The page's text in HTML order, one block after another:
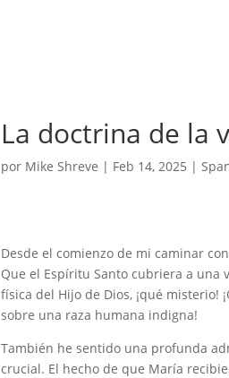
La doctrina de la
por Mike Shreve | Feb 14, 2025 |
Desde el comienzo de mi caminar
Que el Espíritu Santo cubriera a una
física del Hijo de Dios, ¡qué
sobre una raza humana indigna!
También he sentido una profunda
crucial. El hecho de que María